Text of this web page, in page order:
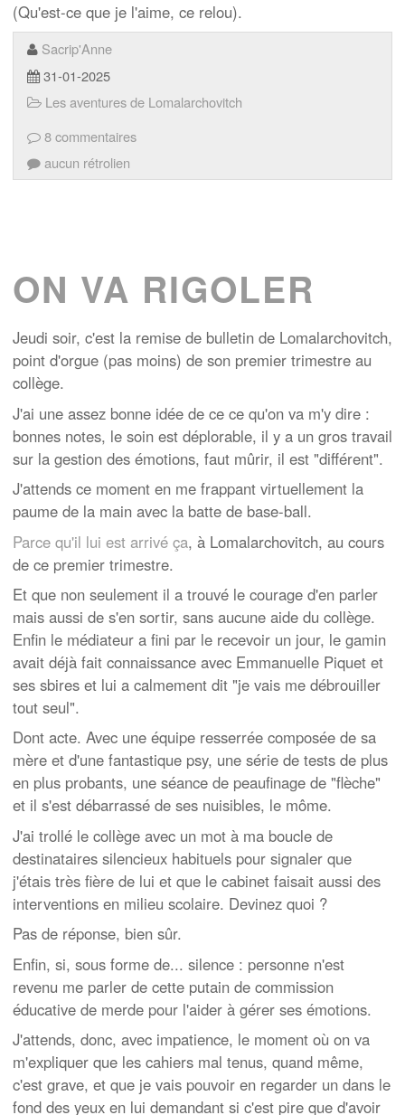
(Qu'est-ce que je l'aime, ce relou).
Sacrip'Anne
31-01-2025
Les aventures de Lomalarchovitch
8 commentaires
aucun rétrolien
ON VA RIGOLER
Jeudi soir, c'est la remise de bulletin de Lomalarchovitch,
point d'orgue (pas moins) de son premier trimestre au
collège.
J'ai une assez bonne idée de ce ce qu'on va m'y dire :
bonnes notes, le soin est déplorable, il y a un gros travail
sur la gestion des émotions, faut mûrir, il est "différent".
J'attends ce moment en me frappant virtuellement la
paume de la main avec la batte de base-ball.
Parce qu'il lui est arrivé ça, à Lomalarchovitch, au cours
de ce premier trimestre.
Et que non seulement il a trouvé le courage d'en parler
mais aussi de s'en sortir, sans aucune aide du collège.
Enfin le médiateur a fini par le recevoir un jour, le gamin
avait déjà fait connaissance avec Emmanuelle Piquet et
ses sbires et lui a calmement dit "je vais me débrouiller
tout seul".
Dont acte. Avec une équipe resserrée composée de sa
mère et d'une fantastique psy, une série de tests de plus
en plus probants, une séance de peaufinage de "flèche"
et il s'est débarrassé de ses nuisibles, le môme.
J'ai trollé le collège avec un mot à ma boucle de
destinataires silencieux habituels pour signaler que
j'étais très fière de lui et que le cabinet faisait aussi des
interventions en milieu scolaire. Devinez quoi ?
Pas de réponse, bien sûr.
Enfin, si, sous forme de... silence : personne n'est
revenu me parler de cette putain de commission
éducative de merde pour l'aider à gérer ses émotions.
J'attends, donc, avec impatience, le moment où on va
m'expliquer que les cahiers mal tenus, quand même,
c'est grave, et que je vais pouvoir en regarder un dans le
fond des yeux en lui demandant si c'est pire que d'avoir